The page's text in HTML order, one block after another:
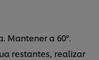
Mantener a 60º.
restantes, realizar